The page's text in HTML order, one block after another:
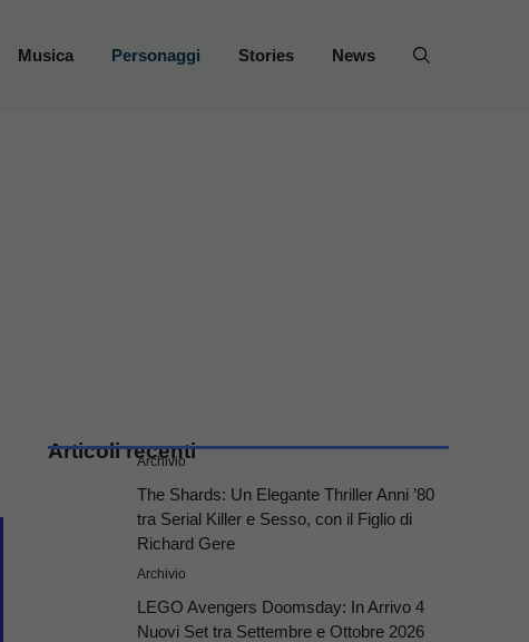
Musica Personaggi Stories News
Articoli recenti
Archivio
The Shards: Un Elegante Thriller Anni ’80
tra Serial Killer e Sesso, con il Figlio di
Richard Gere
Archivio
LEGO Avengers Doomsday: In Arrivo 4
Nuovi Set tra Settembre e Ottobre 2026